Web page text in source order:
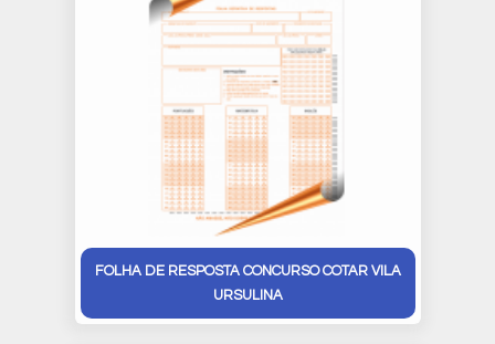
FOLHA DE RESPOSTA CONCURSO COTAR VILA
URSULINA